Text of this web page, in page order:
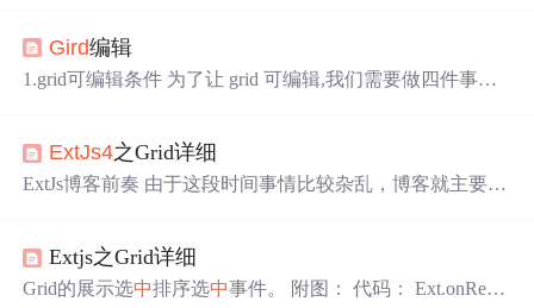
Gird编辑
1.grid可编辑条件 为了让 grid 可编辑,我们需要做四件事
选项不是必须的,默认双击触发编辑; • 为每列建立一个表单
字段用来编辑; • 通过 editor 配置把表单字段传递给 colu...
ExtJs4之Grid详细
ExtJs博客前奏 由于这段时间事情比较杂乱，博客就主要以
客我就这几个功能做写累述。 1.
4之TreePanel Grid的展示选中排序选中事件。 附图： 代
Extjs之Grid详细
Grid的展示选中排序选中事件。 附图： 代码： Ext.onRead